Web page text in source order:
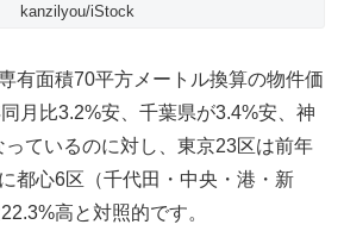
kanzilyou/iStock
有面積70平方メートル換算の物件価
月比3.2%安、千葉県が3.4%安、神
ているのに対し、東京23区は前年
都心6区（千代田・中央・港・新
高と対照的です。